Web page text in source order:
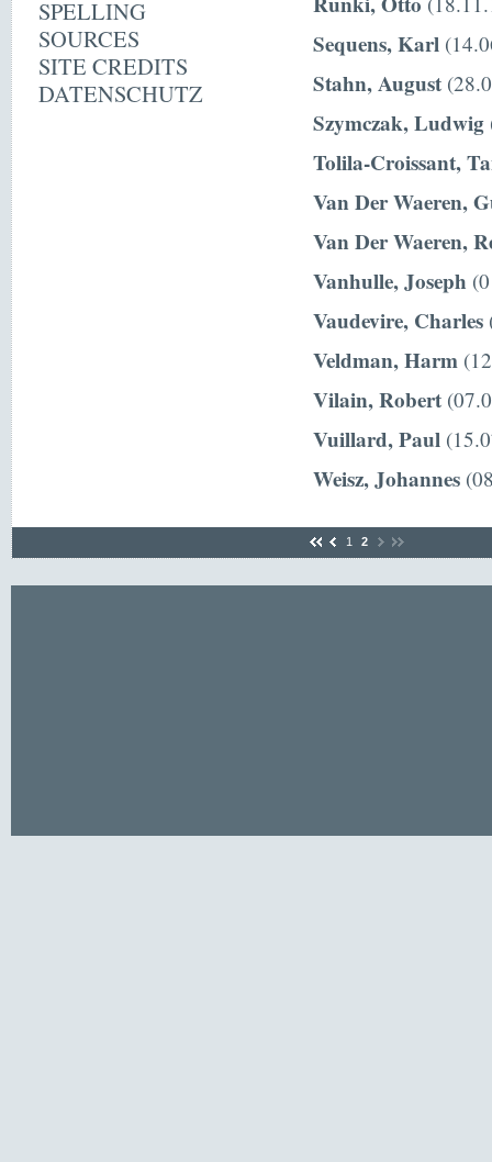
SPELLING
SOURCES
SITE CREDITS
DATENSCHUTZ
Sequens, Karl
Stahn, August
Szymczak, Ludwig
Tolila-Croissant,
Van Der Waeren,
Van Der Waeren,
Vanhulle, Joseph
Vaudevire, Charles
Veldman, Harm
Vilain, Robert
Vuillard, Paul
Weisz, Johannes
1 2